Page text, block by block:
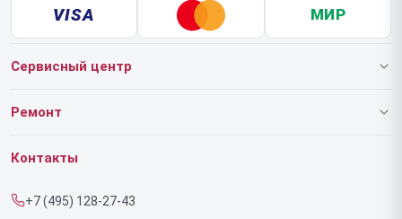
VISA МИР
Сервисный центр
О нашем сервисе
Срочный ремонт
Ремонт
Роботов-пылесосов
Контакты
+7 (495) 128-27-43